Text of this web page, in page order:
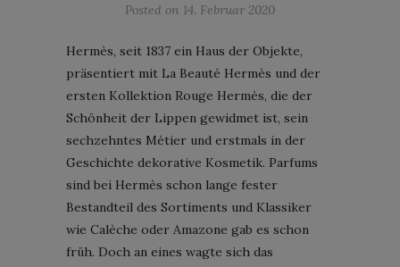
Posted on 14. Februar 2020
Hermès, seit 1837 ein Haus der Objekte,
präsentiert mit La Beauté Hermès und der
ersten Kollektion Rouge Hermès, die der
Schönheit der Lippen gewidmet ist, sein
sechzehntes Métier und erstmals in der
Geschichte dekorative Kosmetik. Parfums
sind bei Hermès schon lange fester
Bestandteil des Sortiments und Klassiker
wie Calèche oder Amazone gab es schon
früh. Doch an eines wagte sich das